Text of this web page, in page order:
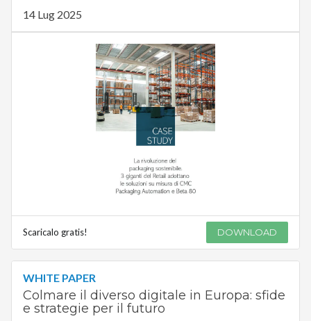
14 Lug 2025
Scaricalo gratis! DOWNLOAD
WHITE PAPER
Colmare il diverso digitale in Europa: sfide
e strategie per il futuro